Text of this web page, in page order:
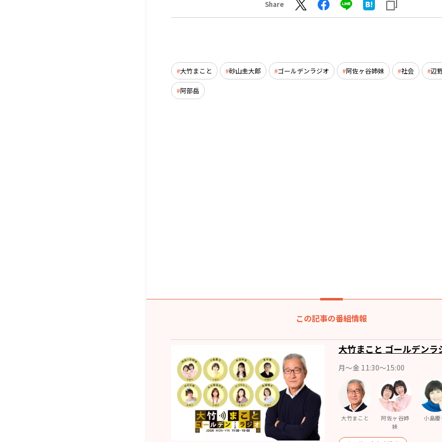
Share
大竹まこと 砂山圭大郎 ゴールデンラジオ 阿佐ヶ谷姉妹 社会 辺
阿部岳
この記事の番組情報
大竹まこと ゴールデンラ
月〜金 11:30～15:00
大竹まこと
阿佐ヶ谷姉
妹
小島